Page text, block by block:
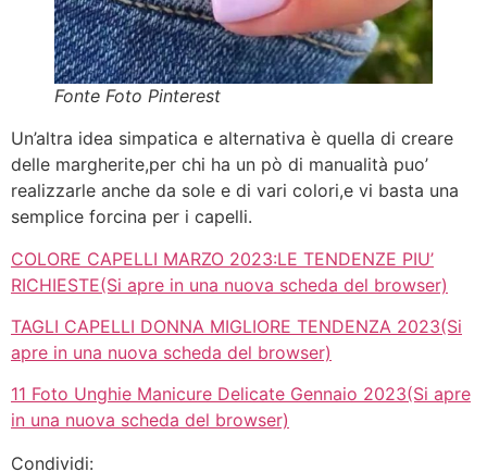
Fonte Foto Pinterest
Un’altra idea simpatica e alternativa è quella di creare
delle margherite,per chi ha un pò di manualità puo’
realizzarle anche da sole e di vari colori,e vi basta una
semplice forcina per i capelli.
COLORE CAPELLI MARZO 2023:LE TENDENZE PIU’
RICHIESTE(Si apre in una nuova scheda del browser)
TAGLI CAPELLI DONNA MIGLIORE TENDENZA 2023(Si
apre in una nuova scheda del browser)
11 Foto Unghie Manicure Delicate Gennaio 2023(Si apre
in una nuova scheda del browser)
Condividi: